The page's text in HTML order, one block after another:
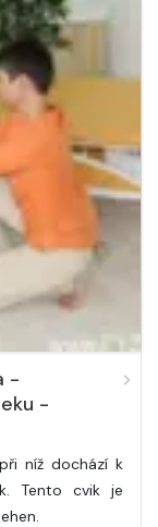
-
-
níž dochází k
Tento cvik je